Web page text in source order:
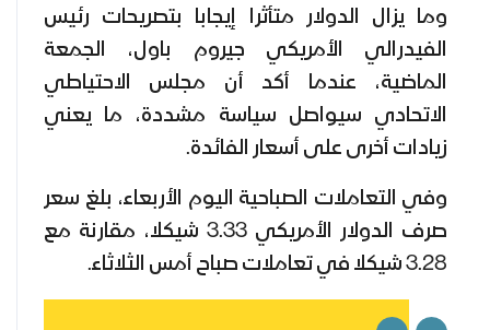
وما يزال الدولار متأثرا إيجابا بتصريحات رئيس
الفيدرالي الأمريكي جيروم باول، الجمعة
الماضية، عندما أكد أن مجلس الاحتياطي
الاتحادي سيواصل سياسة مشددة، ما يعني
زيادات أخرى على أسعار الفائدة.
وفي التعاملات الصباحية اليوم الأربعاء، بلغ سعر
صرف الدولار الأمريكي 3.33 شيكلا، مقارنة مع
3.28 شيكلا في تعاملات صباح أمس الثلاثاء.